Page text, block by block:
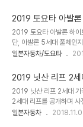
모델보다 더 많은 ..
기량이 높은 차량의 1년 자
죠. 1. 가솔린 모델2. 첨단
린 모델토요타 시에나 출
비가 좋을 것을 예상할 수
이란 점에서 높은 유지비
2019년부터 디젤..
2019 토요타 아발론
2019 토요타 아발론 하이
단, 아발론 5세대 풀체인
요타 아발론 풀체인지 정
전체 디자인에서, 달라진
다. 그러나 8단 자동 변속
운 TNGA 플랫폼이 적용
을 담고 있죠. TNGA 플
스탠스 디자인과 길어진
일본자동차/도요타
2019 닛산 리프 2세
2019 닛산 리프 2세대 가
2세대 리프를 공개하며
세대 모델의 궁금한 점을
일본자동차